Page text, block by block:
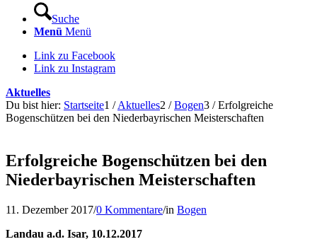
Suche
Menü Menü
Link zu Facebook
Link zu Instagram
Aktuelles
Du bist hier: Startseite1 / Aktuelles2 / Bogen3 / Erfolgreiche
Bogenschützen bei den Niederbayrischen Meisterschaften
Erfolgreiche Bogenschützen bei den
Niederbayrischen Meisterschaften
11. Dezember 2017/0 Kommentare/in Bogen
Landau a.d. Isar, 10.12.2017